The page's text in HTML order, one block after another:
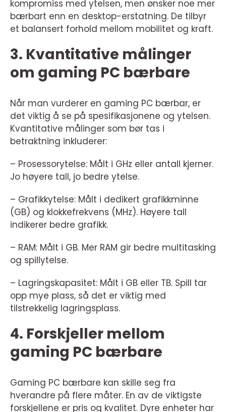
kompromiss med ytelsen, men ønsker noe mer
bærbart enn en desktop-erstatning. De tilbyr
et balansert forhold mellom mobilitet og kraft.
3. Kvantitative målinger
om gaming PC bærbare
Når man vurderer en gaming PC bærbar, er
det viktig å se på spesifikasjonene og ytelsen.
Kvantitative målinger som bør tas i
betraktning inkluderer:
– Prosessorytelse: Målt i GHz eller antall kjerner.
Jo høyere tall, jo bedre ytelse.
– Grafikkytelse: Målt i dedikert grafikkminne
(GB) og klokkefrekvens (MHz). Høyere tall
indikerer bedre grafikk.
– RAM: Målt i GB. Mer RAM gir bedre multitasking
og spillytelse.
– Lagringskapasitet: Målt i GB eller TB. Spill tar
opp mye plass, så det er viktig med
tilstrekkelig lagringsplass.
4. Forskjeller mellom
gaming PC bærbare
Gaming PC bærbare kan skille seg fra
hverandre på flere måter. En av de viktigste
forskjellene er pris og kvalitet. Dyre enheter har